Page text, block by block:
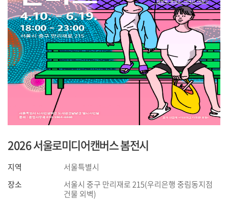
2026 서울로미디어캔버스 봄전시
지역
서울특별시
장소
서울시 중구 만리재로 215(우리은행 중림동지점
건물 외벽)